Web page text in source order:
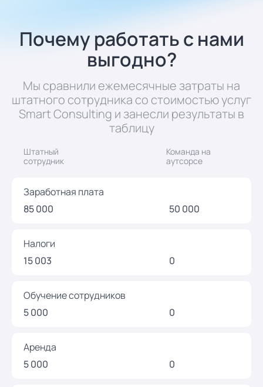
Почему работать с нами
выгодно?
Мы сравнили ежемесячные затраты на
штатного сотрудника cо стоимостью услуг
Smart Consulting и занесли результаты в
таблицу
Штатный
сотрудник
Команда на
аутсорсе
Заработная плата
85 000
50 000
Налоги
15 003
0
Обучение сотрудников
5 000
0
Аренда
5 000
0